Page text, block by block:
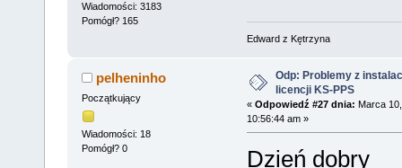
Wiadomości: 3183
Pomógł? 165
Edward z Kętrzyna
pelheninho
Początkujący
Wiadomości: 18
Pomógł? 0
Odp: Problemy z
licencji KS-PPS
« Odpowiedź #27 dnia: Marca
10:56:44 am »
Dzień dobry